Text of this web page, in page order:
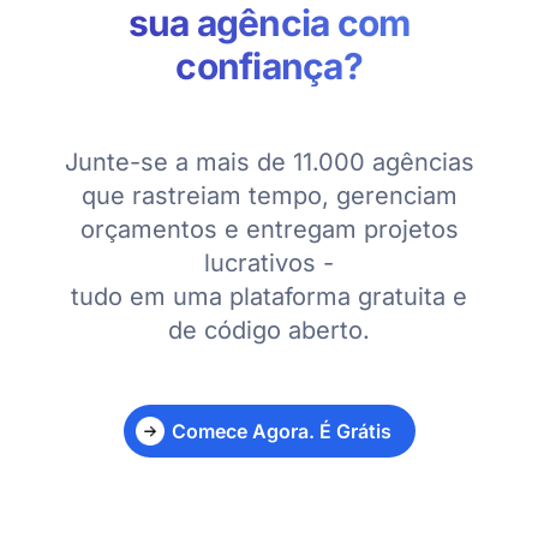
sua agência com
confiança?
Junte-se a mais de 11.000 agências
que rastreiam tempo, gerenciam
orçamentos e entregam projetos
lucrativos -
tudo em uma plataforma gratuita e
de código aberto.
Comece Agora. É Grátis